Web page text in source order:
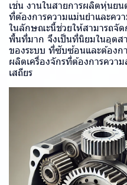
เช่น งานในสายการผลิตหุ่นย
ที่ต้องการความแม่นยำและค
ในลักษณะนี้ช่วยให้สามารถจัด
พื้นที่มาก จึงเป็นที่นิยมในอุตส
ของระบบ ที่ซับซ้อนและต้องก
ผลิตเครื่องจักรที่ต้องการควา
เสถียร